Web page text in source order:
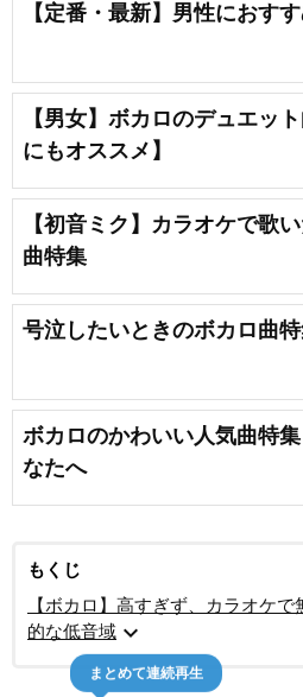
【定番・最新】男性におす
【男女】ボカロのデュエッ
にもオススメ】
【初音ミク】カラオケで歌
曲特集
号泣したいときのボカロ曲特
ボカロのかわいい人気曲特
なたへ
もくじ
【ボカロ】高すぎず、カラオケ
的な低音域 expand_more
まとめて連続再生